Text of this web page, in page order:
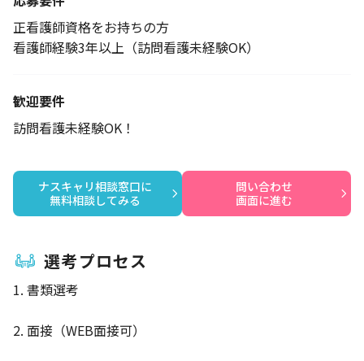
正看護師資格をお持ちの方
看護師経験3年以上（訪問看護未経験OK）
歓迎要件
訪問看護未経験OK！
ナスキャリ相談窓口に
無料相談してみる
問い合わせ
画面に進む
選考プロセス
1. 書類選考
2. 面接（WEB面接可）